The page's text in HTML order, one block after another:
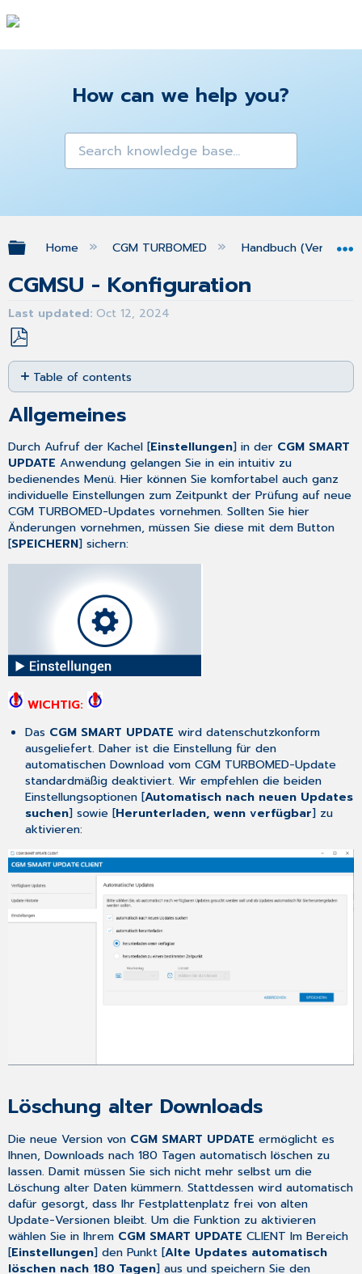
How can we help you?
Expand/collapse global hierarchy
Home CGM TURBOMED Handbuch (Version
CGMSU - Konfiguration
Last updated Oct 12, 2024
Save
as
PDF
Table of contents
Löschung
Downloads
Festlegen
der
Download-
Zeitpunkte
Änderung
des
Download-
Verzeichnisses
Allgemeines
Durch Aufruf der Kachel [Einstellungen] in der CGM SMART
UPDATE Anwendung gelangen Sie in ein intuitiv zu
bedienendes Menü. Hier können Sie komfortabel auch ganz
individuelle Einstellungen zum Zeitpunkt der Prüfung auf neue
CGM TURBOMED-Updates vornehmen. Sollten Sie hier
Änderungen vornehmen, müssen Sie diese mit dem Button
[SPEICHERN] sichern:
WICHTIG:
Das CGM SMART UPDATE wird datenschutzkonform
ausgeliefert. Daher ist die Einstellung für den
automatischen Download vom CGM TURBOMED-Update
standardmäßig deaktiviert. Wir empfehlen die beiden
Einstellungsoptionen [Automatisch nach neuen Updates
suchen] sowie [Herunterladen, wenn verfügbar] zu
aktivieren:
Löschung alter Downloads
Die neue Version von CGM SMART UPDATE ermöglicht es
Ihnen, Downloads nach 180 Tagen automatisch löschen zu
lassen. Damit müssen Sie sich nicht mehr selbst um die
Löschung alter Daten kümmern. Stattdessen wird automatisch
dafür gesorgt, dass Ihr Festplattenplatz frei von alten
Update-Versionen bleibt. Um die Funktion zu aktivieren
wählen Sie in Ihrem CGM SMART UPDATE CLIENT Im Bereich
[Einstellungen] den Punkt [Alte Updates automatisch
löschen nach 180 Tagen] aus und speichern Sie den